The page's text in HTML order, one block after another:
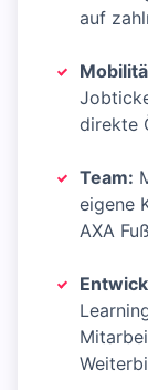
auf
direkte
Team:
eigene
AXA